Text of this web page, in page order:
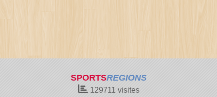
SPORTSREGIONS
129711 visites